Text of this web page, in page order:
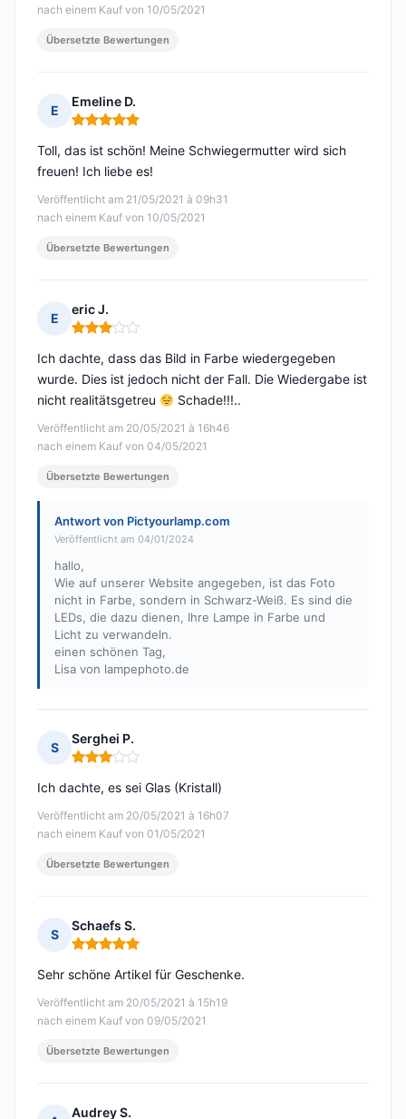
nach einem Kauf von 10/05/2021
Übersetzte Bewertungen
E
Emeline D.
Hinweis: 5 von 5
Veröffentlicht am 21/05/2021 à 09h31
nach einem Kauf von 10/05/2021
Toll, das ist schön! Meine Schwiegermutter wird sich
freuen! Ich liebe es!
Übersetzte Bewertungen
E
eric J.
Hinweis: 3 von 5
Veröffentlicht am 20/05/2021 à 16h46
nach einem Kauf von 04/05/2021
Ich dachte, dass das Bild in Farbe wiedergegeben
wurde. Dies ist jedoch nicht der Fall. Die Wiedergabe ist
nicht realitätsgetreu
Schade!!!..
Übersetzte Bewertungen
Antwort von Pictyourlamp.com
Veröffentlicht am 04/01/2024
hallo,
Wie auf unserer Website angegeben, ist das Foto
nicht in Farbe, sondern in Schwarz-Weiß. Es sind die
LEDs, die dazu dienen, Ihre Lampe in Farbe und
Licht zu verwandeln.
einen schönen Tag,
Lisa von lampephoto.de
S
Serghei P.
Hinweis: 3 von 5
Veröffentlicht am 20/05/2021 à 16h07
nach einem Kauf von 01/05/2021
Ich dachte, es sei Glas (Kristall)
Übersetzte Bewertungen
S
Schaefs S.
Hinweis: 5 von 5
Veröffentlicht am 20/05/2021 à 15h19
nach einem Kauf von 09/05/2021
Sehr schöne Artikel für Geschenke.
Übersetzte Bewertungen
Audrey S.